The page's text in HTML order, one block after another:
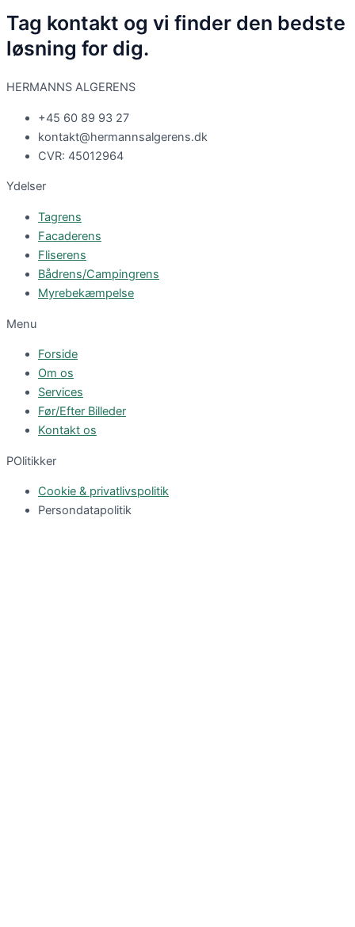
Tag kontakt og vi finder den bedste
løsning for dig.
HERMANNS ALGERENS
+45 60 89 93 27
kontakt@hermannsalgerens.dk
CVR: 45012964
Ydelser
Tagrens
Facaderens
Fliserens
Bådrens/Campingrens
Myrebekæmpelse
Menu
Forside
Om os
Services
Før/Efter Billeder
Kontakt os
POlitikker
Cookie & privatlivspolitik
Persondatapolitik